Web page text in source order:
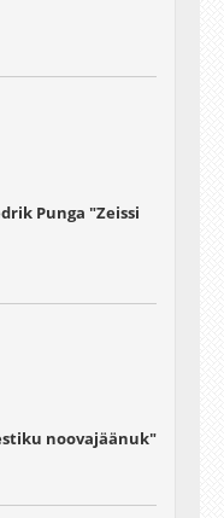
Punga "Zeissi
noovajäänuk"